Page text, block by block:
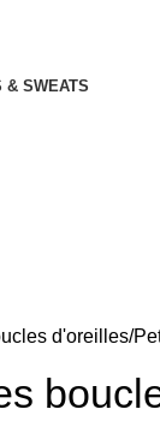
& SWEATS
d'oreilles